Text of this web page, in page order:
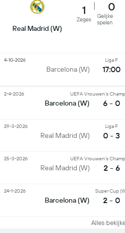
Real Madrid (W)
1
Zeges
0
Gelijke
spelen
Barcelona (W)
Liga F
17:00
4-10-2026
Barcelona (W)
UEFA Vrouwen's
6 - 0
2-4-2026
Real Madrid (W)
Liga F
0 - 3
29-3-2026
Real Madrid (W)
UEFA Vrouwen's
2 - 6
25-3-2026
Barcelona (W)
Super Cup
2 - 0
24-1-2026
Alles